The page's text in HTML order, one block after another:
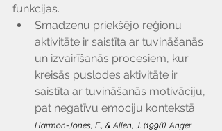
funkcijas.
Smadzeņu priekšējo reģionu
aktivitāte ir saistīta ar tuvināšanās
un izvairīšanās procesiem, kur
kreisās puslodes aktivitāte ir
saistīta ar tuvināšanās motivāciju,
pat negatīvu emociju kontekstā.
Harmon-Jones, E., & Allen, J. (1998). Anger